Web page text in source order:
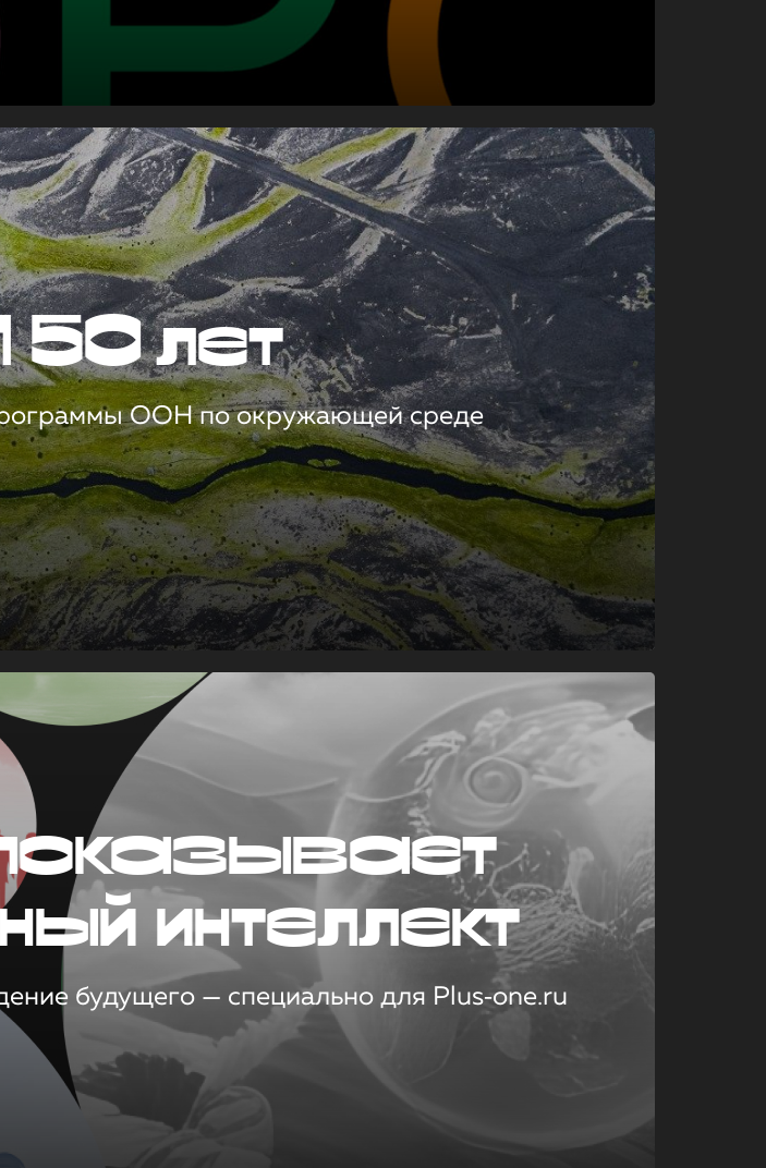
лет
ООН по окружающей среде
интеллект
будущего — специально для Plus‑one.ru